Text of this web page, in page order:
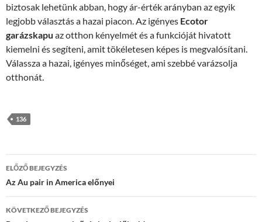
biztosak lehetünk abban, hogy ár-érték arányban az egyik
legjobb választás a hazai piacon. Az igényes Ecotor
garázskapu az otthon kényelmét és a funkcióját hivatott
kiemelni és segíteni, amit tökéletesen képes is megvalósítani.
Válassza a hazai, igényes minőséget, ami szebbé varázsolja
otthonát.
136
Bejegyzés
navigáció
ELŐZŐ BEJEGYZÉS
Az Au pair in America előnyei
KÖVETKEZŐ BEJEGYZÉS